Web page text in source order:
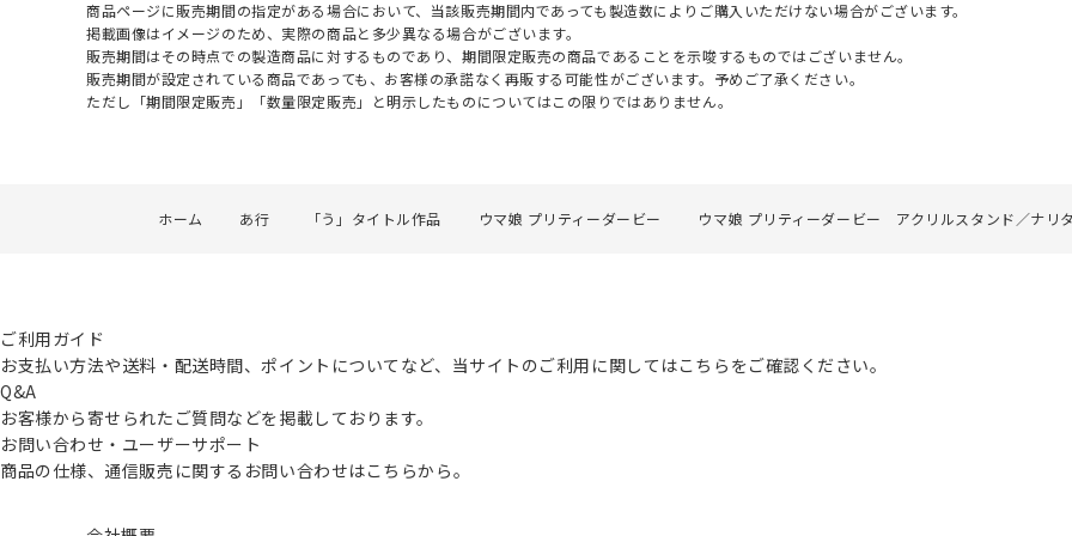
商品ページに販売期間の指定がある場合において、当該販売期間内であっても製造数によりご購入いただけない場合がございます。
掲載画像はイメージのため、実際の商品と多少異なる場合がございます。
販売期間はその時点での製造商品に対するものであり、期間限定販売の商品であることを示唆するものではございません。
販売期間が設定されている商品であっても、お客様の承諾なく再販する可能性がございます。予めご了承ください。
ただし「期間限定販売」「数量限定販売」と明示したものについてはこの限りではありません。
ホーム あ行 「う」タイトル作品 ウマ娘 プリティーダービー ウマ娘 プリティーダービー アクリルスタンド／ナリ
ご利用ガイド
お支払い方法や送料・配送時間、ポイントについてなど、当サイトのご利用に関してはこちらをご確認ください。
Q&A
お客様から寄せられたご質問などを掲載しております。
お問い合わせ・ユーザーサポート
商品の仕様、通信販売に関するお問い合わせはこちらから。